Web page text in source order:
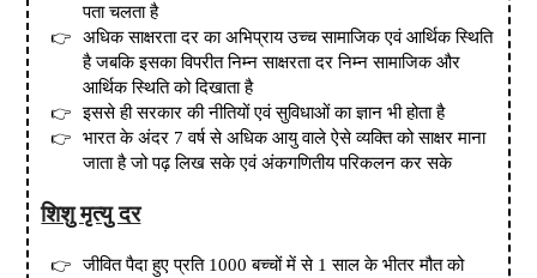
पता चलता है
अधिक साक्षरता दर का अभिप्राय उच्च सामाजिक एवं आर्थिक स्थिति
है जबकि इसका विपरीतनिम्न साक्षरता दरनिम्न सामाजिक और
आर्थिक स्थिति को दिखाता है
इससे ही सरकार की नीतियों एवं सुविधाओं का ज्ञान भी होता है
भारत के अंदर 7 वर्ष से अधिक आयु वाले ऐसे व्यक्ति को साक्षर माना
जाता है जो पढ़ लिख सके एवं अंकगणितीय परिकलन कर सके
शिशु मृत्यु दर
जीवित पैदा हुए प्रति 1000 बच्चों में से 1 साल के भीतर मौत को